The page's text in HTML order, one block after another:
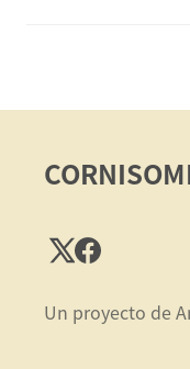
Un proyecto de